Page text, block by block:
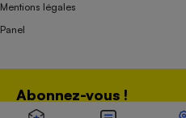
Abonnez-vous !
Mentions légales
Panel
Association indépendante de l’État,
distributeurs depuis 1951.